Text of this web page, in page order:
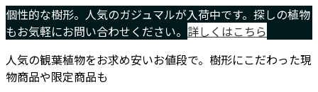
コ
ン
ン
ツ
ナ
ビ
ー
シ
個性的な樹形。人気のガジュマルが入荷中です。探しの植物
もお気軽にお問い合わせください。 詳しくはこちら
人気の観葉植物をお求め安いお値段で。樹形にこだわった現
物商品や限定商品も